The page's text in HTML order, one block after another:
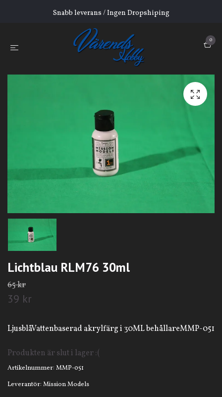
Snabb leverans / Ingen Dropshiping
0
Lichtblau RLM76 30ml
65 kr
39 kr
LjusblåVattenbaserad akrylfärg i 30ML behållareMMP-051
Produkten är slut i lager :(
Artikelnummer: MMP-051
Leverantör: Mission Models